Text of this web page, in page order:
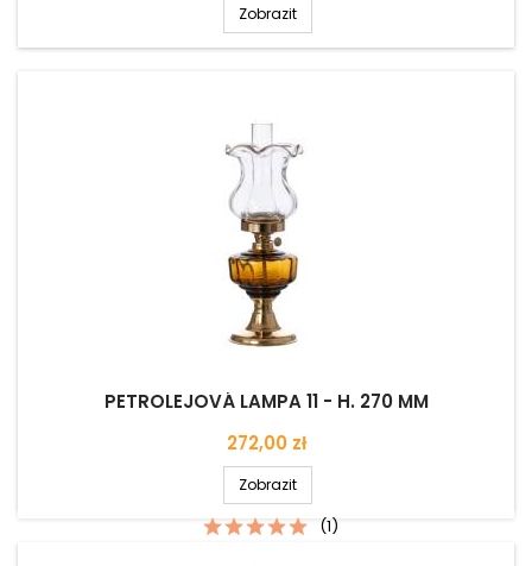
Zobrazit
PETROLEJOVÁ LAMPA 11 - H. 270 MM
Cena
272,00 zł
Zobrazit
(1)